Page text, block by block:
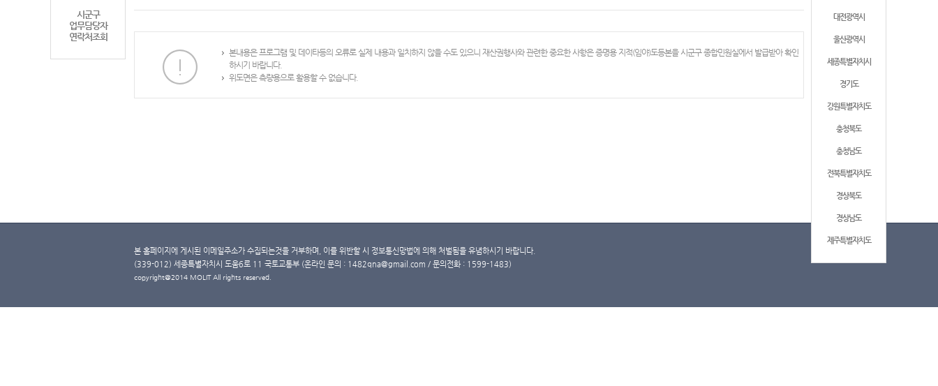
시군구
업무담당자
연락처조회
대전광역시
울산광역시
세종특별자치시
경기도
강원특별자치도
충청북도
충청남도
전북특별자치도
경상북도
경상남도
제주특별자치도
본내용은 프로그램 및 데이타등의 오류로 실제 내용과 일치하지 않을 수도 있으니 재산권행사와 관련한 중요한 사항은 증명용 지적(임야)도등본을 시군구 종합민원실에서 발급받아 확인
하시기 바랍니다.
위도면은 측량용으로 활용할 수 없습니다.
본 홈페이지에 게시된 이메일주소가 수집되는것을 거부하며, 이를 위반할 시 정보통신망법에 의해 처벌됨을 유념하시기 바랍니다.
(339-012) 세종특별자치시 도움6로 11 국토교통부 (온라인 문의 : 1482qna@gmail.com / 문의전화 : 1599-1483)
copyright@2014 MOLIT All rights reserved.